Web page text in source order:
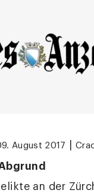
August 2017
an der